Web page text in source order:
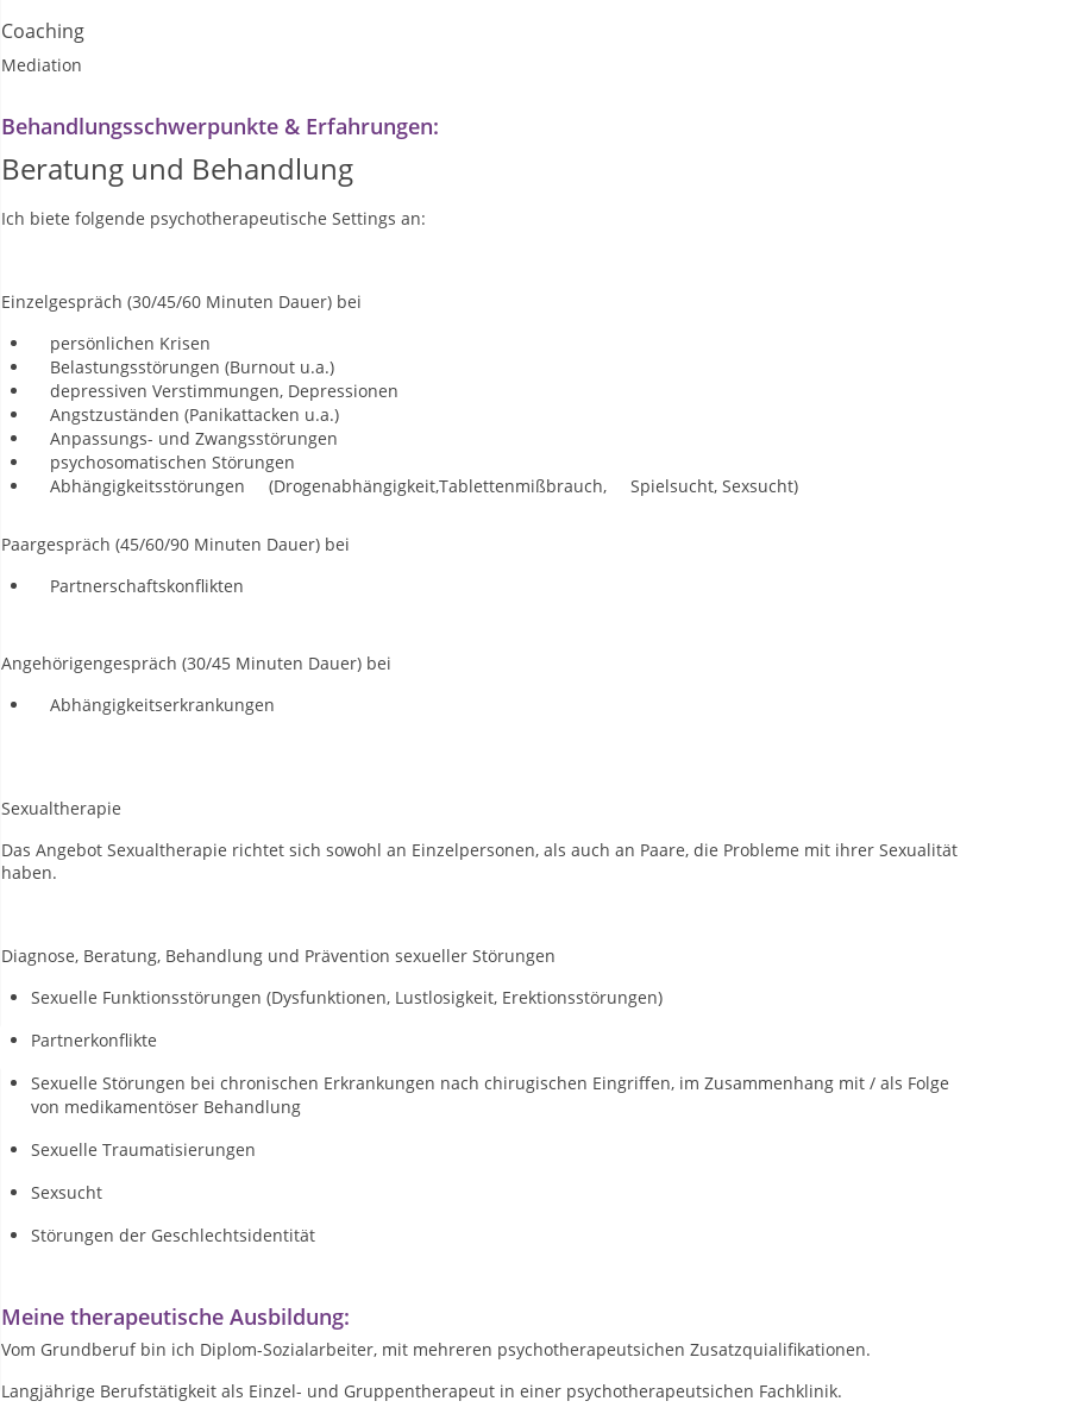
Coaching
Mediation
Behandlungsschwerpunkte & Erfahrungen:
Beratung und Behandlung
Ich biete folgende psychotherapeutische Settings an:
Einzelgespräch (30/45/60 Minuten Dauer) bei
persönlichen Krisen
Belastungsstörungen (Burnout u.a.)
depressiven Verstimmungen, Depressionen
Angstzuständen (Panikattacken u.a.)
Anpassungs- und Zwangsstörungen
psychosomatischen Störungen
Abhängigkeitsstörungen (Drogenabhängigkeit,Tablettenmißbrauch, Spielsucht, Sexsucht)
Paargespräch (45/60/90 Minuten Dauer) bei
Partnerschaftskonflikten
Angehörigengespräch (30/45 Minuten Dauer) bei
Abhängigkeitserkrankungen
Sexualtherapie
Das Angebot Sexualtherapie richtet sich sowohl an Einzelpersonen, als auch an Paare, die Probleme mit ihrer Sexualität
haben.
Diagnose, Beratung, Behandlung und Prävention sexueller Störungen
Sexuelle Funktionsstörungen (Dysfunktionen, Lustlosigkeit, Erektionsstörungen)
Partnerkonflikte
Sexuelle Störungen bei chronischen Erkrankungen nach chirugischen Eingriffen, im Zusammenhang mit / als Folge
von medikamentöser Behandlung
Sexuelle Traumatisierungen
Sexsucht
Störungen der Geschlechtsidentität
Meine therapeutische Ausbildung:
Vom Grundberuf bin ich Diplom-Sozialarbeiter, mit mehreren psychotherapeutsichen Zusatzquialifikationen.
Langjährige Berufstätigkeit als Einzel- und Gruppentherapeut in einer psychotherapeutsichen Fachklinik.